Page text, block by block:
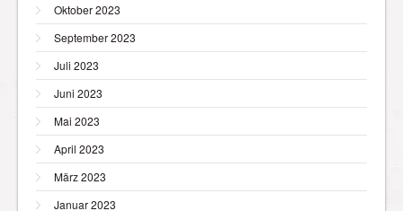
Oktober 2023
September 2023
Juli 2023
Juni 2023
Mai 2023
April 2023
März 2023
Januar 2023